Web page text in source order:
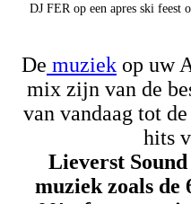
DJ FER op een apres ski feest
De muziek op uw
mix zijn van de
van vandaag tot
hits
Lieverst
muziek zoals de